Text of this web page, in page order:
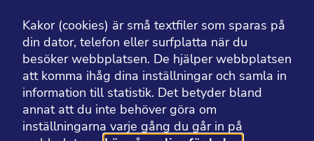
Tillgänglighet
BESÖK ÄVEN
Kakor (cookies) är små textfiler som sparas på
din dator, telefon eller surfplatta när du
besöker webbplatsen. De hjälper webbplatsen
att komma ihåg dina inställningar och samla in
information till statistik. Det betyder bland
annat att du inte behöver göra om
inställningarna varje gång du går in på